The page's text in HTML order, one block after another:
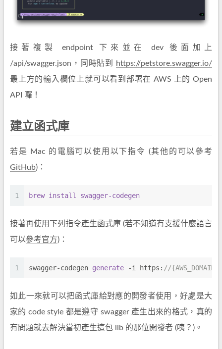
接著複製 endpoint 下來並在 dev 後面加上
/api/swagger.json，同時貼到
https://petstore.swagger.io/
最上方的輸入欄位上就可以看到部署在 AWS 上的 Open
API 囉！
建立函式庫
若是 Mac 的電腦可以使用以下指令 (其他的可以參考
GitHub)：
1 brew install swagger-codegen
接著再使用下列指令產生函式庫 (若不知道有支援什麼語言
可以參考官方)：
1 swagger-codegen generate -i https: //
如此一來就可以把函式庫給對應的開發者使用，好處是大
家的 code style 都是遵守 swagger 產生出來的格式，真的
有問題就去解決當初產生這包 lib 的那位開發者 (咦？)。